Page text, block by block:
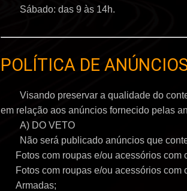
Sábado: das 9 às 14h.
POLÍTICA DE
Visando preservar a qualidade do
em relação aos anúncios fornecido pelas
A) DO VETO
Não será publicado anúncios que
Fotos com roupas e/ou acessórios
Fotos com roupas e/ou acessórios
Armadas;